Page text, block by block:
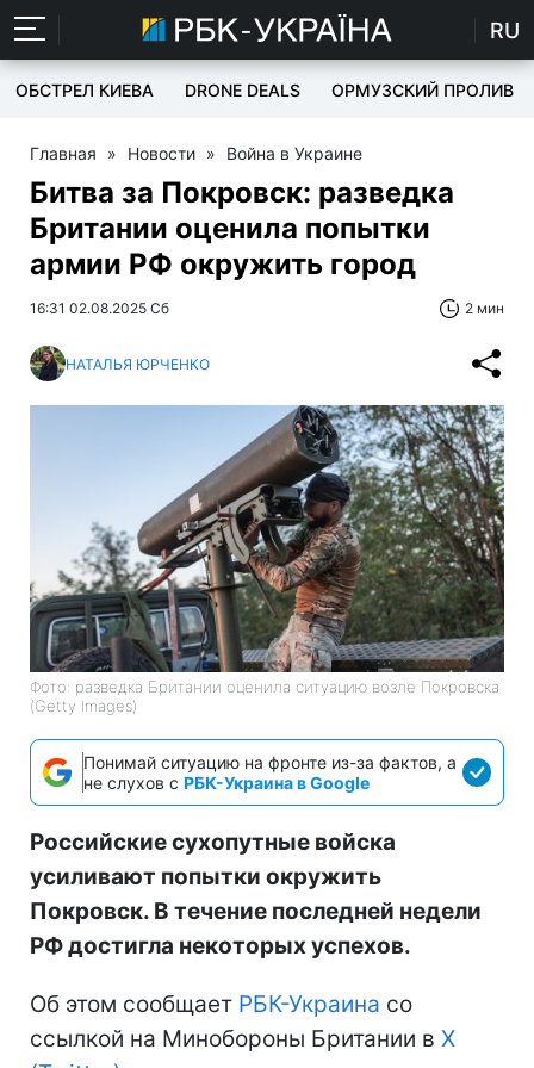
RU
ОБСТРЕЛ КИЕВА DRONE DEALS ОРМУЗСКИЙ ПРОЛИВ
Главная » Новости » Война в Украине
Битва за Покровск: разведка
Британии оценила попытки
армии РФ окружить город
16:31 02.08.2025 Сб 2 мин
НАТАЛЬЯ ЮРЧЕНКО
Фото: разведка Британии оценила ситуацию возле Покровска
(Getty Images)
Понимай ситуацию на фронте из-за фактов, а
не слухов с РБК-Украина в Google
Российские сухопутные войска
усиливают попытки окружить
Покровск. В течение последней недели
РФ достигла некоторых успехов.
Об этом сообщает РБК-Украина со
ссылкой на Минобороны Британии в X